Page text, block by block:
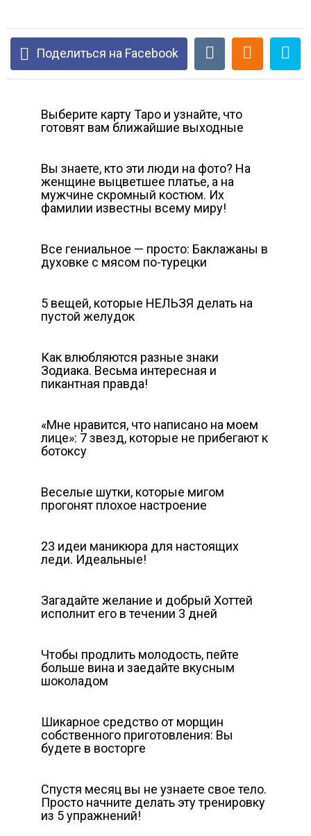
Поделиться на Facebook
Выберите карту Таро и узнайте, что
готовят вам ближайшие выходные
Вы знаете, кто эти люди на фото? На
женщине выцветшее платье, а на
мужчине скромный костюм. Их
фамилии известны всему миру!
Все гениальное — просто: Баклажаны в
духовке с мясом по-турецки
5 вещей, которые НЕЛЬЗЯ делать на
пустой желудок
Как влюбляются разные знаки
Зодиака. Весьма интересная и
пикантная правда!
«Мне нравится, что написано на моем
лице»: 7 звезд, которые не прибегают к
ботоксу
Веселые шутки, которые мигом
прогонят плохое настроение
23 идеи маникюра для настоящих
леди. Идеальные!
Загадайте желание и добрый Хоттей
исполнит его в течении 3 дней
Чтобы продлить молодость, пейте
больше вина и заедайте вкусным
шоколадом
Шикарное средство от морщин
собственного приготовления: Вы
будете в восторге
Спустя месяц вы не узнаете свое тело.
Просто начните делать эту тренировку
из 5 упражнений!